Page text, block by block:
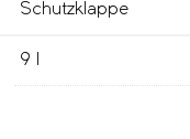
Schutzklappe
9 l